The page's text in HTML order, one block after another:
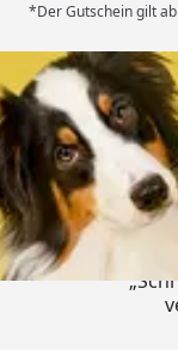
*Der Gutschein gilt